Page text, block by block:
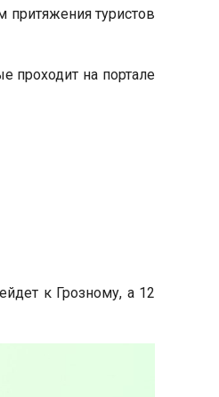
притяжения туристов
проходит на портале
к Грозному, а 12